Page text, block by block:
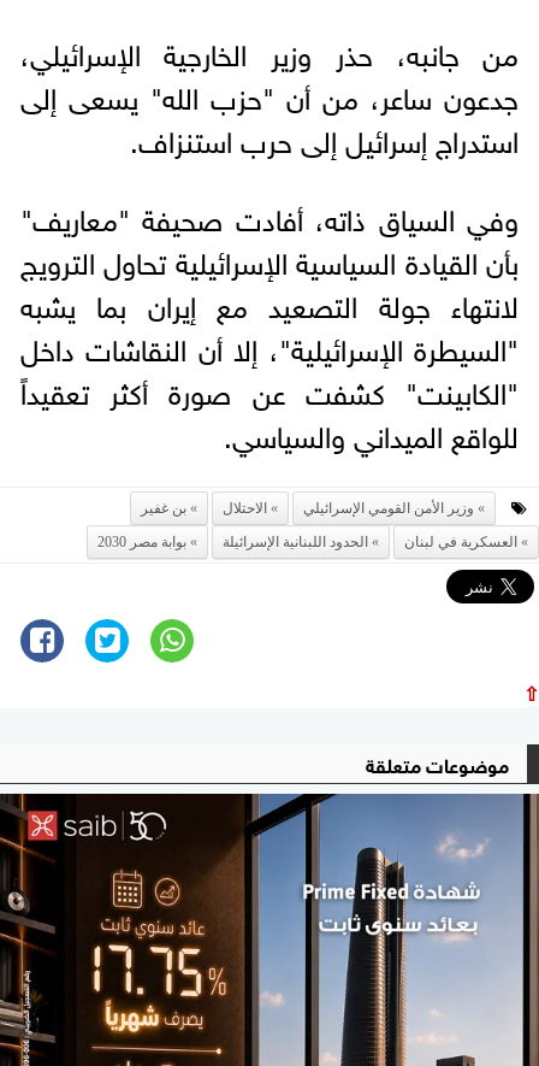
من جانبه، حذر وزير الخارجية الإسرائيلي،
جدعون ساعر، من أن "حزب الله" يسعى إلى
استدراج إسرائيل إلى حرب استنزاف.
وفي السياق ذاته، أفادت صحيفة "معاريف"
بأن القيادة السياسية الإسرائيلية تحاول الترويج
لانتهاء جولة التصعيد مع إيران بما يشبه
"السيطرة الإسرائيلية"، إلا أن النقاشات داخل
"الكابينت" كشفت عن صورة أكثر تعقيداً
للواقع الميداني والسياسي.
وزير الأمن القومي الإسرائيلي الاحتلال
بن غفير
العسكرية في لبنان
الحدود اللبنانية الإسرائيلة بوابة مصر 2030
⇧
موضوعات متعلقة